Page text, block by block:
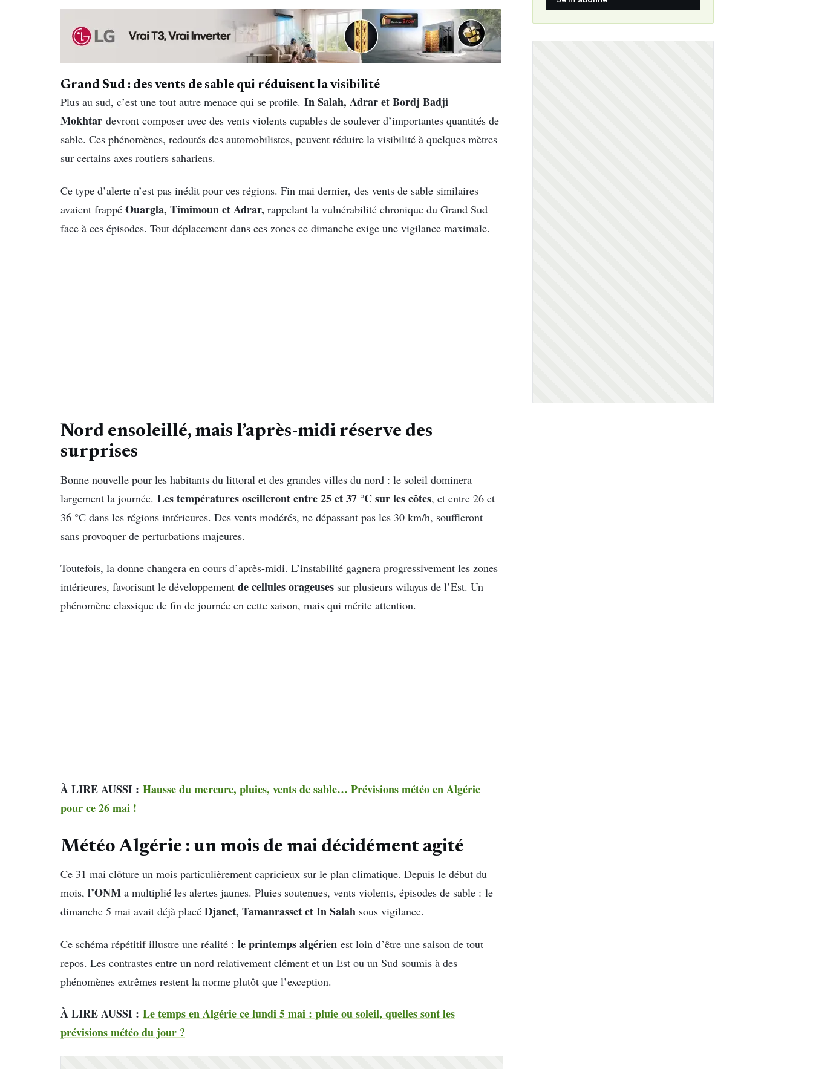
Grand Sud : des vents de sable qui réduisent la visibilité
Plus au sud, c’est une tout autre menace qui se profile. In Salah, Adrar et Bordj Badji
Mokhtar devront composer avec des vents violents capables de soulever d’importantes quantités de
sable. Ces phénomènes, redoutés des automobilistes, peuvent réduire la visibilité à quelques mètres
sur certains axes routiers sahariens.
Ce type d’alerte n’est pas inédit pour ces régions. Fin mai dernier, des vents de sable similaires
avaient frappé Ouargla, Timimoun et Adrar, rappelant la vulnérabilité chronique du Grand Sud
face à ces épisodes. Tout déplacement dans ces zones ce dimanche exige une vigilance maximale.
Nord ensoleillé, mais l’après-midi réserve des
surprises
Bonne nouvelle pour les habitants du littoral et des grandes villes du nord : le soleil dominera
largement la journée. Les températures oscilleront entre 25 et 37 °C sur les côtes, et entre 26 et
36 °C dans les régions intérieures. Des vents modérés, ne dépassant pas les 30 km/h, souffleront
sans provoquer de perturbations majeures.
Toutefois, la donne changera en cours d’après-midi. L’instabilité gagnera progressivement les zones
intérieures, favorisant le développement de cellules orageuses sur plusieurs wilayas de l’Est. Un
phénomène classique de fin de journée en cette saison, mais qui mérite attention.
À LIRE AUSSI : Hausse du mercure, pluies, vents de sable… Prévisions météo en Algérie
pour ce 26 mai !
Météo Algérie : un mois de mai décidément agité
Ce 31 mai clôture un mois particulièrement capricieux sur le plan climatique. Depuis le début du
mois, l’ONM a multiplié les alertes jaunes. Pluies soutenues, vents violents, épisodes de sable : le
dimanche 5 mai avait déjà placé Djanet, Tamanrasset et In Salah sous vigilance.
Ce schéma répétitif illustre une réalité : le printemps algérien est loin d’être une saison de tout
repos. Les contrastes entre un nord relativement clément et un Est ou un Sud soumis à des
phénomènes extrêmes restent la norme plutôt que l’exception.
À LIRE AUSSI : Le temps en Algérie ce lundi 5 mai : pluie ou soleil, quelles sont les
prévisions météo du jour ?